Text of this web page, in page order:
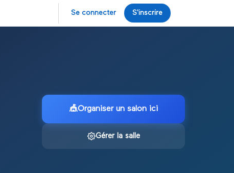
Se connecter S'inscrire
🎪Organiser un salon ici
Gérer la salle